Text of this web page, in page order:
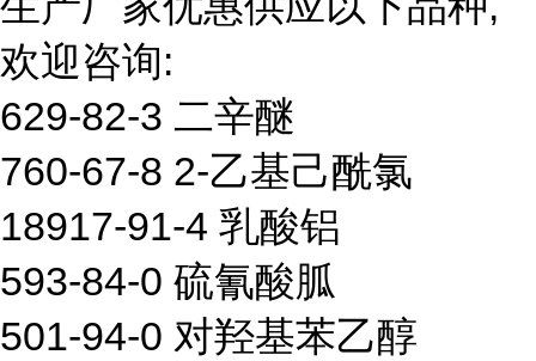
欢迎咨询:
629-82-3 二辛醚
760-67-8 2-乙基己酰氯
18917-91-4 乳酸铝
593-84-0 硫氰酸胍
501-94-0 对羟基苯乙醇